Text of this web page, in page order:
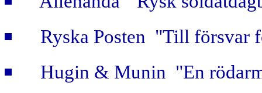
Ryska Posten "Till försvar
Hugin & Munin "En